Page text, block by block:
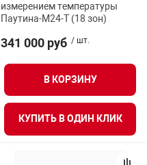
измерением температуры
Паутина-М24-Т (18 зон)
341 000 руб / шт.
В КОРЗИНУ
КУПИТЬ В ОДИН КЛИК